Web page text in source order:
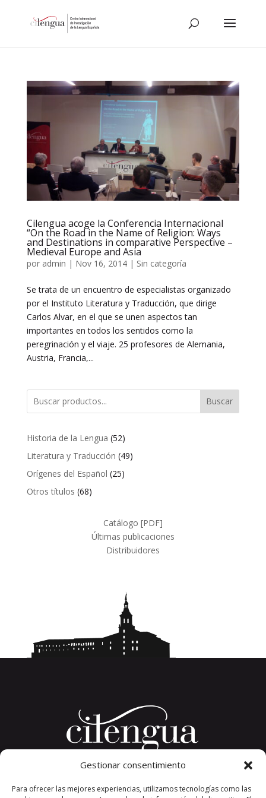
Gestionar consentimiento
Para ofrecer las mejores experiencias, utilizamos tecnologías como las
Cilengua acoge la Conferencia Internacional
“On the Road in the Name of Religion: Ways
and Destinations in comparative Perspective –
Medieval Europe and Asia
por admin | Nov 16, 2014| Sin categoría
Se trata de un encuentro de especialistas organizado
por el Instituto Literatura y Traducción, que dirige
Carlos Alvar, en el que se unen aspectos tan
importantes en todos los sentidos como la
peregrinación y el viaje. 25 profesores de Alemania,
Austria, Francia,...
Buscar
Historia de la Lengua 5252
productos
Literatura y Traducción 4949
Orígenes del Español 2525
Otros títulos 6868
Catálogo [PDF]
Últimas publicaciones
Distribuidores
26326 San Millán de la Cogolla